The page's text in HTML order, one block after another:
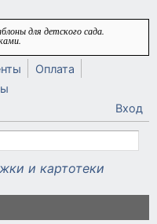
для детского сада.
Оплата
Вход
и картотеки